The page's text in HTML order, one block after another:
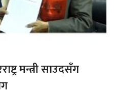
मन्त्री साउदसँग